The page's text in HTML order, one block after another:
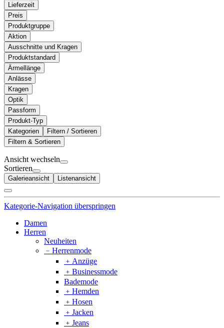
Lieferzeit
Preis
Produktgruppe
Aktion
Ausschnitte und Kragen
Produktstandard
Ärmellänge
Anlässe
Kragen
Optik
Passform
Produkt-Typ
Kategorien
Filtern / Sortieren
Filtern & Sortieren
Ansicht wechseln
Sortieren
Galerieansicht Listenansicht
Kategorie-Navigation überspringen
Damen
Herren
Neuheiten
﹣ Herrenmode
﹢ Anzüge
﹢ Businessmode
Bademode
﹢ Hemden
﹢ Hosen
﹢ Jacken
﹢ Jeans